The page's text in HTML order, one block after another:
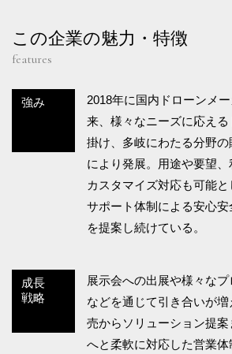
この企業の魅力・特徴
features
強み
2018年に国内ドローンメ
来、様々なニーズに応え
掛け、多岐にわたる分野
により発展。用途や要望
カスタマイズ対応も可能
サポート体制による安心
を提案し続けている。
成長
戦略
展示会への出展や様々な
などを通じて引き合いが
売からソリューション提
へと柔軟に対応した営業